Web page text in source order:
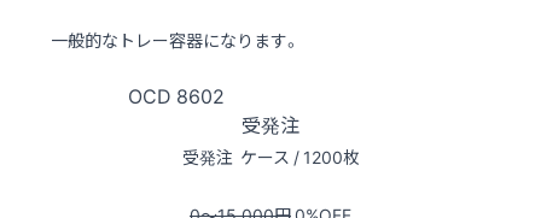
一般的なトレー容器になります。
OCD 8602
受発注
受発注 ケース / 1200枚